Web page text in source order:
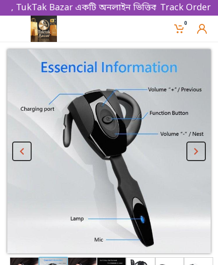
Bazar একটি অনলাইন ভিত্তিক ই-কমার্স বিজনেস
Track Order
0